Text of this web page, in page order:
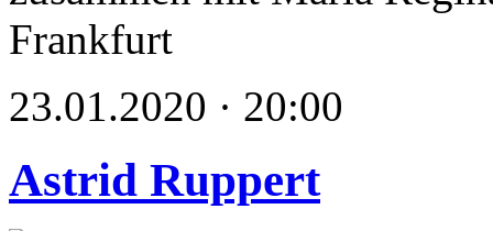
Frankfurt
23.01.2020 · 20:00
Astrid Ruppert